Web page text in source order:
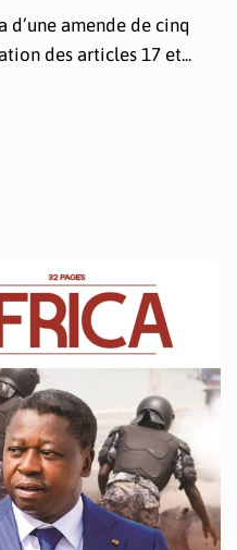
d’une amende de cinq
des articles 17 et...